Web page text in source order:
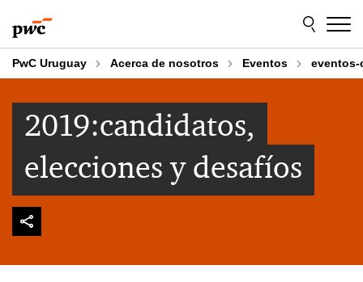
to
content
to
footer
PwC Uruguay Acerca de nosotros Eventos
2019:candidatos,
elecciones y desafíos